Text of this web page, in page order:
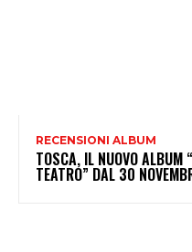
RECENSIONI ALBUM
TOSCA, IL NUOVO ALBUM
TEATRO” DAL 30